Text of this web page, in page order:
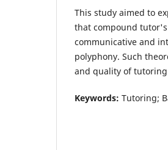
This study aimed to
that compound
communicative and
polyphony. Such
and quality of tutoring
Keywords: Tutoring;